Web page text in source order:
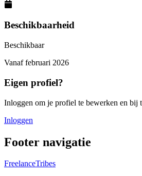
Beschikbaarheid
Beschikbaar
Vanaf februari 2026
Eigen profiel?
Inloggen om je profiel te bewerken en bij
Inloggen
Footer navigatie
FreelanceTribes